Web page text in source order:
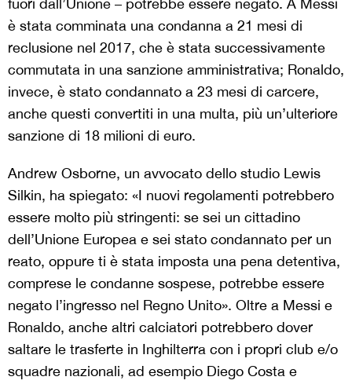
fuori dall’Unione – potrebbe essere negato. A Messi
è stata comminata una condanna a 21 mesi di
reclusione nel 2017, che è stata successivamente
commutata in una sanzione amministrativa; Ronaldo,
invece, è stato condannato a 23 mesi di carcere,
anche questi convertiti in una multa, più un’ulteriore
sanzione di 18 milioni di euro.
Andrew Osborne, un avvocato dello studio Lewis
Silkin, ha spiegato: «I nuovi regolamenti potrebbero
essere molto più stringenti: se sei un cittadino
dell’Unione Europea e sei stato condannato per un
reato, oppure ti è stata imposta una pena detentiva,
comprese le condanne sospese, potrebbe essere
negato l’ingresso nel Regno Unito». Oltre a Messi e
Ronaldo, anche altri calciatori potrebbero dover
saltare le trasferte in Inghilterra con i propri club e/o
squadre nazionali, ad esempio Diego Costa e